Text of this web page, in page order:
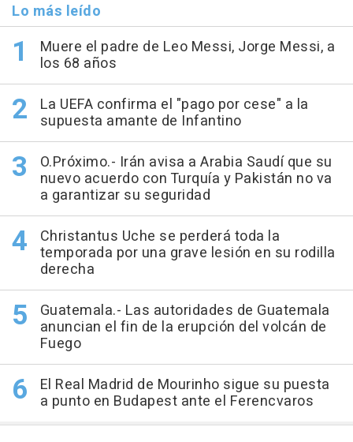
Lo más leído
Muere el padre de Leo Messi, Jorge Messi, a
los 68 años
La UEFA confirma el "pago por cese" a la
supuesta amante de Infantino
O.Próximo.- Irán avisa a Arabia Saudí que su
nuevo acuerdo con Turquía y Pakistán no va
a garantizar su seguridad
Christantus Uche se perderá toda la
temporada por una grave lesión en su rodilla
derecha
Guatemala.- Las autoridades de Guatemala
anuncian el fin de la erupción del volcán de
Fuego
El Real Madrid de Mourinho sigue su puesta
a punto en Budapest ante el Ferencvaros